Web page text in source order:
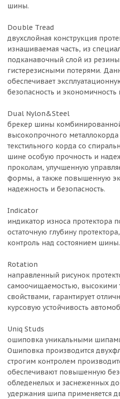
шины.
Double Tread
двухслойная конструкция
изнашиваемая часть, из
подканавочный слой из
гистерезисными потерями.
обеспечивает
безопасность и
Dual Nylon&Steel
брекер шины
высокопрочного
текстильного корда со
шине особую прочность и
проколам, улучшенную
формы, а также повышенную
надежность и безопасность.
Indicator
индикатор износа протектора
остаточную глубину
контроль над состоянием шины.
Rotation
направленный рисунок
самоочищаемостью,
свойствами, гарантирует
курсовую устойчивость
Uniq Studs
ошиповка уникальными
Ошиповка производится
строгим контролем
обеспечивают повышенную
обледенелых и заснеженных
удержания шипа применяется